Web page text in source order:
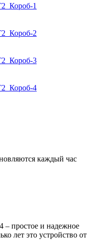
каждый час
– простое и надежное
лет это устройство от